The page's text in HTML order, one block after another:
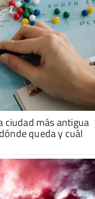
ciudad más antigua
queda y cuál